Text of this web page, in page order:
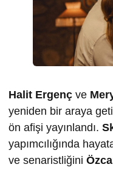
Halit Ergenç ve
yeniden bir araya
ön afişi yayınlandı.
yapımcılığında
ve senaristliğini